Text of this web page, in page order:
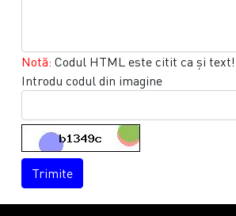
Notă: Codul HTML este citit ca şi text!
Introdu codul din imagine
Trimite